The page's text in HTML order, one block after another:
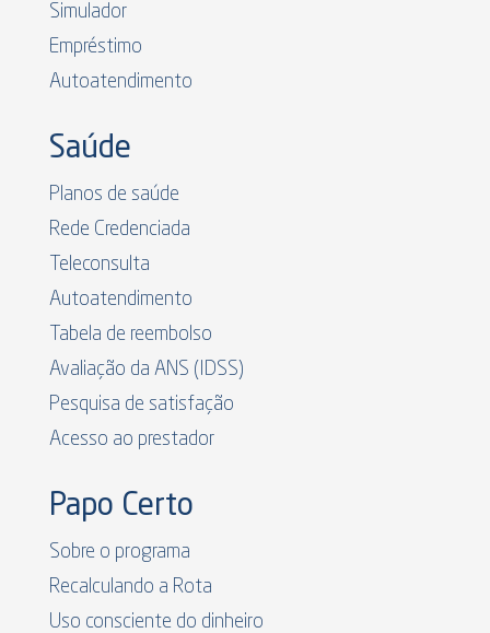
Simulador
Empréstimo
Autoatendimento
Saúde
Planos de saúde
Rede Credenciada
Teleconsulta
Autoatendimento
Tabela de reembolso
Avaliação da ANS (IDSS)
Pesquisa de satisfação
Acesso ao prestador
Papo Certo
Sobre o programa
Recalculando a Rota
Uso consciente do dinheiro